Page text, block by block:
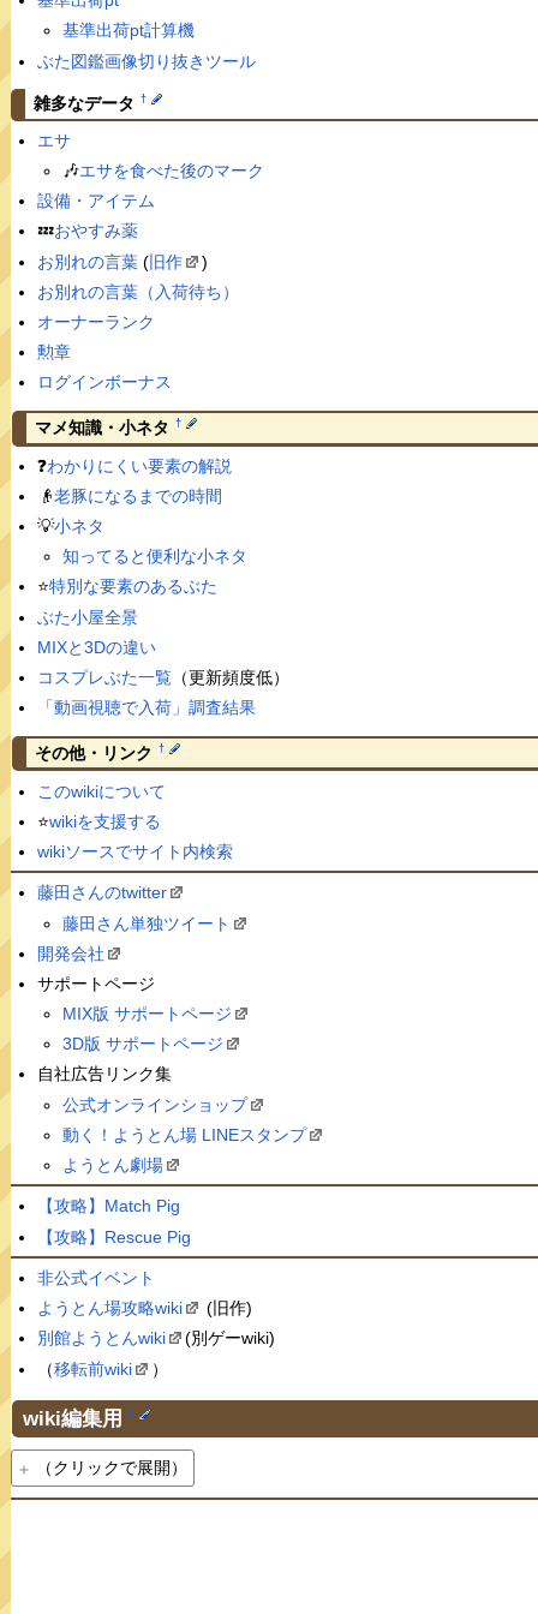
基準出荷pt計算機
ぶた図鑑画像切り抜きツール
雑多なデータ †
エサ
🎶エサを食べた後のマーク
設備・アイテム
💤おやすみ薬
お別れの言葉(旧作
)
お別れの言葉（入荷待ち）
オーナーランク
勲章
ログインボーナス
マメ知識・小ネタ †
❓わかりにくい要素の解説
👴老豚になるまでの時間
💡小ネタ
知ってると便利な小ネタ
⭐️特別な要素のあるぶた
ぶた小屋全景
MIXと3Dの違い
コスプレぶた一覧（更新頻度低）
「動画視聴で入荷」調査結果
その他・リンク †
このwikiについて
⭐️wikiを支援する
wikiソースでサイト内検索
藤田さんのtwitter
藤田さん単独ツイート
開発会社
サポートページ
MIX版 サポートページ
3D版 サポートページ
自社広告リンク集
公式オンラインショップ
動く！ようとん場 LINEスタンプ
ようとん劇場
【攻略】Match Pig
【攻略】Rescue Pig
非公式イベント
ようとん場攻略wiki
(旧作)
別館ようとんwiki
(別ゲーwiki)
（移転前wiki ）
wiki編集用 †
（クリックで展開）